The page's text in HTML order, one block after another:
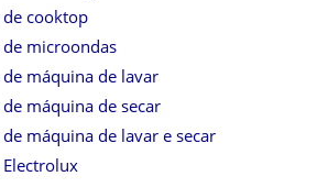
de cooktop
de microondas
máquina de lavar
máquina de secar
máquina de lavar e secar